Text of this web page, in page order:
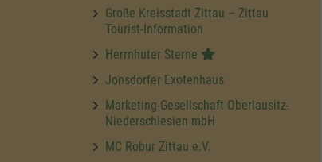
Große Kreisstadt Zittau – Zittau
Tourist-Information
Herrnhuter Sterne
Jonsdorfer Exotenhaus
Marketing-Gesellschaft Oberlausitz-
Niederschlesien mbH
MC Robur Zittau e.V.